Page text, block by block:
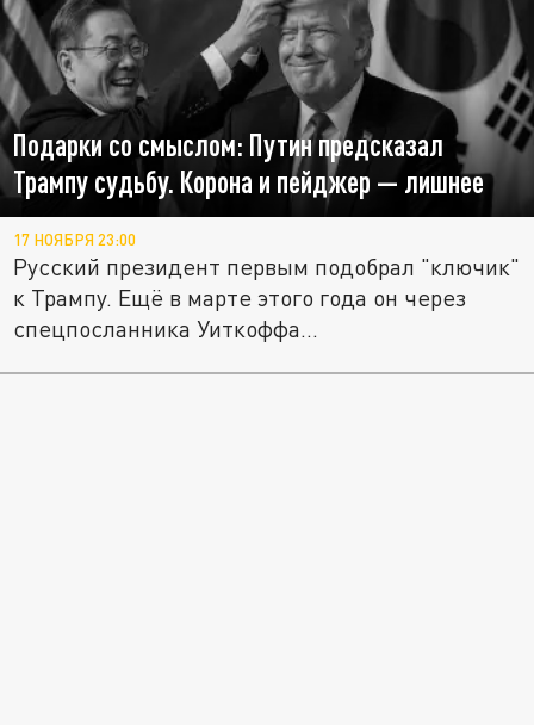
Подарки со смыслом: Путин предсказал
Трампу судьбу. Корона и пейджер — лишнее
17 НОЯБРЯ 23:00
Русский президент первым подобрал "ключик"
к Трампу. Ещё в марте этого года он через
спецпосланника Уиткоффа...